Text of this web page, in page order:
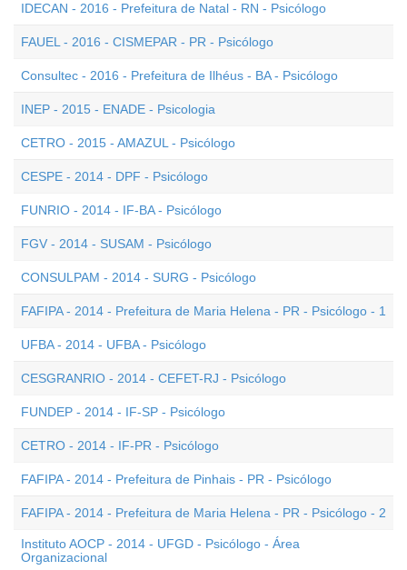
IDECAN - 2016 - Prefeitura de Natal - RN - Psicólogo
FAUEL - 2016 - CISMEPAR - PR - Psicólogo
Consultec - 2016 - Prefeitura de Ilhéus - BA - Psicólogo
INEP - 2015 - ENADE - Psicologia
CETRO - 2015 - AMAZUL - Psicólogo
CESPE - 2014 - DPF - Psicólogo
FUNRIO - 2014 - IF-BA - Psicólogo
FGV - 2014 - SUSAM - Psicólogo
CONSULPAM - 2014 - SURG - Psicólogo
FAFIPA - 2014 - Prefeitura de Maria Helena - PR - Psicólogo - 1
UFBA - 2014 - UFBA - Psicólogo
CESGRANRIO - 2014 - CEFET-RJ - Psicólogo
FUNDEP - 2014 - IF-SP - Psicólogo
CETRO - 2014 - IF-PR - Psicólogo
FAFIPA - 2014 - Prefeitura de Pinhais - PR - Psicólogo
FAFIPA - 2014 - Prefeitura de Maria Helena - PR - Psicólogo - 2
Instituto AOCP - 2014 - UFGD - Psicólogo - Área
Organizacional